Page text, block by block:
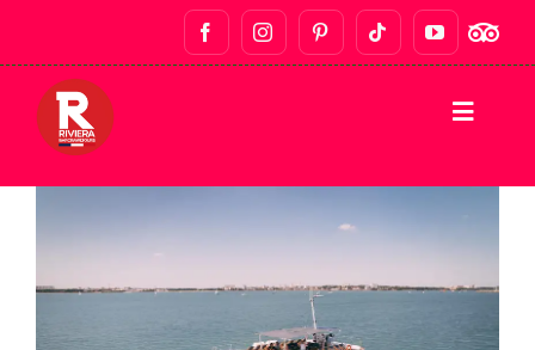
WANDERUNGEN